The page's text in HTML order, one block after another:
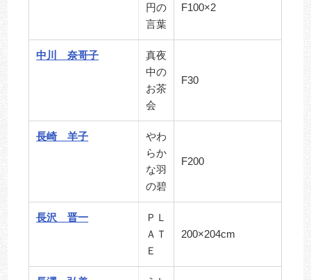
円の
言葉
F100×2
中川 奈哥子
真夜
中の
お茶
会
F30
長崎 羊子
やわ
らか
な羽
の碧
F200
長沢 晋一
ＰＬ
ＡＴ
Ｅ
200×204cm